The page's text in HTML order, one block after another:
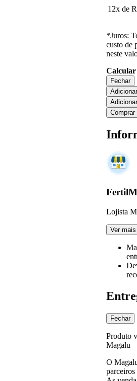
12x de
*Juros:
custo de
neste
Calcular
Fechar
Comprar
Lojista
Ver
Fechar
Produto
Magalu
O